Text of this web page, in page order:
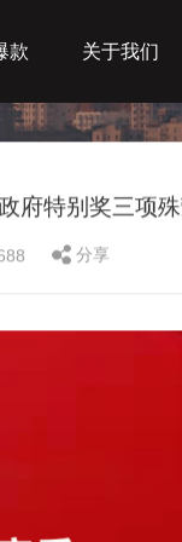
款 关于我们
新闻